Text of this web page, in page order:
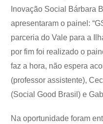
Inovação Social Bárbara
apresentaram o painel:
parceria do Vale para a
por fim foi realizado o
faz a hora, não espera
(professor assistente),
(Social Good Brasil) e
Na oportunidade foram